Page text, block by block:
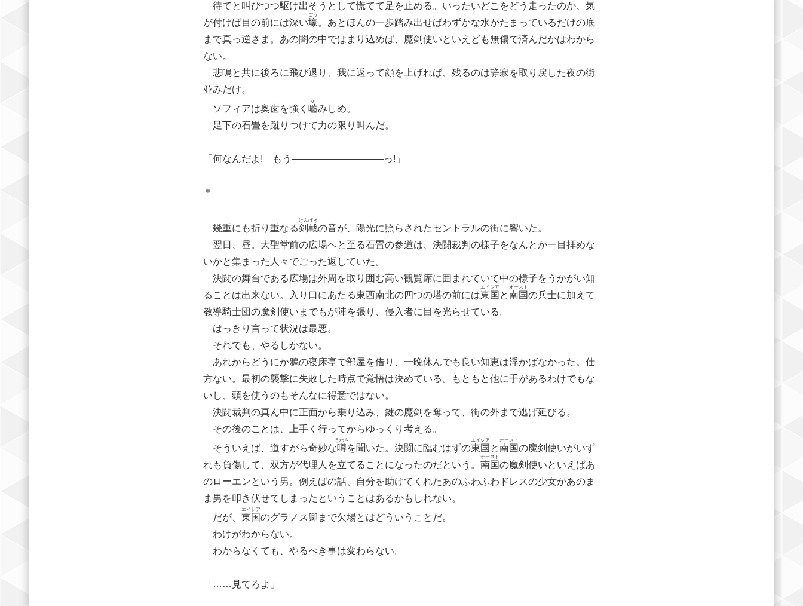
待てと叫びつつ駆け出そうとして慌てて足を止める。いったいどこをどう走ったのか、気
が付けば目の前には深い壕
ごう
。あとほんの一歩踏み出せばわずかな水がたまっているだけの底
まで真っ逆さま。あの闇の中ではまり込めば、魔剣使いといえども無傷で済んだかはわから
ない。
悲鳴と共に後ろに飛び退り、我に返って顔を上げれば、残るのは静寂を取り戻した夜の街
並みだけ。
ソフィアは奥歯を強く 嚙
か
みしめ。
足下の石畳を蹴りつけて力の限り叫んだ。
「何なんだよ! もう──────────────っ!」
＊
幾重にも折り重なる剣
けん
戟
げき
の音が、陽光に照らされたセントラルの街に響いた。
翌日、昼。大聖堂前の広場へと至る石畳の参道は、決闘裁判の様子をなんとか一目拝めな
いかと集まった人々でごった返していた。
決闘の舞台である広場は外周を取り囲む高い観覧席に囲まれていて中の様子をうかがい知
ることは出来ない。入り口にあたる東西南北の四つの塔の前には東
エイ
国
シア
と南
オー
国
スト
の兵士に加えて
教導騎士団の魔剣使いまでもが陣を張り、侵入者に目を光らせている。
はっきり言って状況は最悪。
それでも、やるしかない。
あれからどうにか鴉の寝床亭で部屋を借り、一晩休んでも良い知恵は浮かばなかった。仕
方ない。最初の襲撃に失敗した時点で覚悟は決めている。もともと他に手があるわけでもな
いし、頭を使うのもそんなに得意ではない。
決闘裁判の真ん中に正面から乗り込み、鍵の魔剣を奪って、街の外まで逃げ延びる。
その後のことは、上手く行ってからゆっくり考える。
そういえば、道すがら奇妙な噂
うわさ
を聞いた。決闘に臨むはずの東
エイ
国
シア
と南
オー
国
スト
の魔剣使いがいず
れも負傷して、双方が代理人を立てることになったのだという。 南
オー
国
スト
の魔剣使いといえばあ
のローエンという男。例えばの話、自分を助けてくれたあのふわふわドレスの少女があのま
ま男を叩き伏せてしまったということはあるかもしれない。
だが、 東
エイ
国
シア
のグラノス卿まで欠場とはどういうことだ。
わけがわからない。
わからなくても、やるべき事は変わらない。
「……見てろよ」